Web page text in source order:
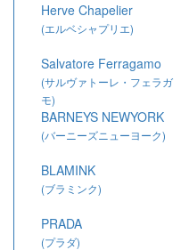
Herve Chapelier
(エルベシャプリエ)
Salvatore Ferragamo
(サルヴァトーレ・フェラガ
モ)
BARNEYS NEWYORK
(バーニーズニューヨーク)
BLAMINK
(ブラミンク)
PRADA
(プラダ)